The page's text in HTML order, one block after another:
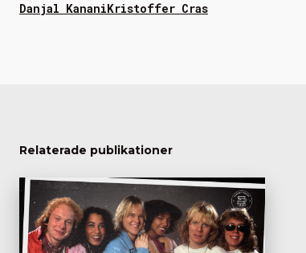
Danjal KananiKristoffer Cras
Relaterade publikationer